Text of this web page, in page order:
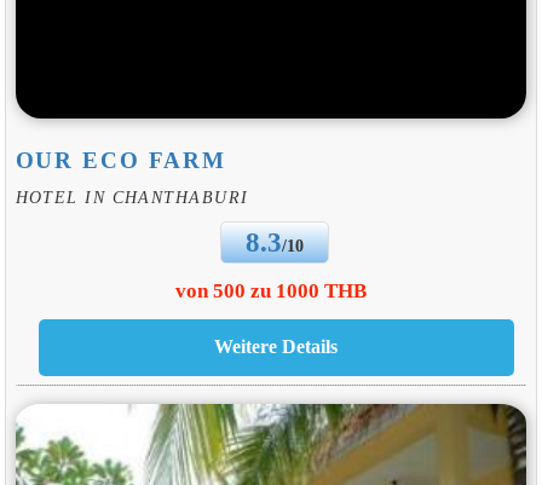
OUR ECO FARM
HOTEL IN CHANTHABURI
8.3/10
von 500 zu 1000 THB